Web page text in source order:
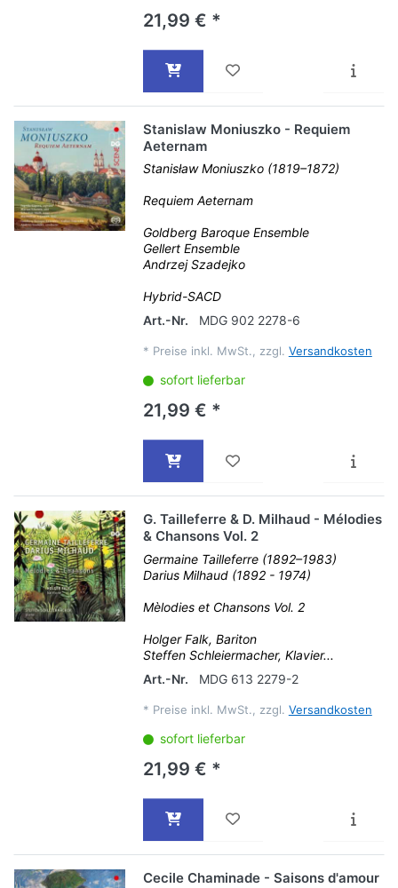
21,99 € *
Stanislaw Moniuszko - Requiem
Aeternam
Stanisław Moniuszko (1819–1872)
Requiem Aeternam
Goldberg Baroque Ensemble
Gellert Ensemble
Andrzej Szadejko
Hybrid-SACD
Art.-Nr.
MDG 902 2278-6
* Preise inkl. MwSt., zzgl. Versandkosten
sofort lieferbar
21,99 € *
G. Tailleferre & D. Milhaud - Mélodies
& Chansons Vol. 2
Germaine Tailleferre (1892–1983)
Darius Milhaud (1892 - 1974)
Mèlodies et Chansons Vol. 2
Holger Falk, Bariton
Steffen Schleiermacher, Klavier...
Art.-Nr.
MDG 613 2279-2
* Preise inkl. MwSt., zzgl. Versandkosten
sofort lieferbar
21,99 € *
Cecile Chaminade - Saisons d'amour